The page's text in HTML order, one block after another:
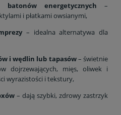
batonów energetycznych –
i płatkami owsianymi,
– idealna alternatywa dla
i wędlin lub tapasów– świetnie
dojrzewających, mięs, oliwek i
wyrazistości i tekstury,
– dają szybki, zdrowy zastrzyk